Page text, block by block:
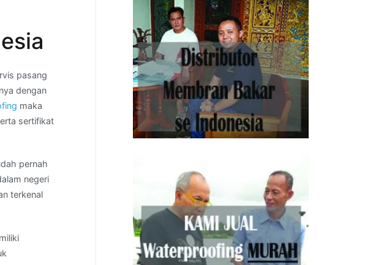
pasang
dengan
maka
sertifikat
pernah
negeri
terkenal